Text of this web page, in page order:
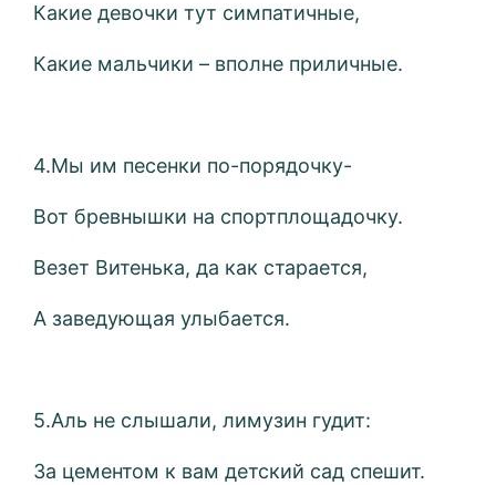
Какие девочки тут симпатичные,
Какие мальчики – вполне приличные.
4.Мы им песенки по-порядочку-
Вот бревнышки на спортплощадочку.
Везет Витенька, да как старается,
А заведующая улыбается.
5.Аль не слышали, лимузин гудит:
За цементом к вам детский сад спешит.